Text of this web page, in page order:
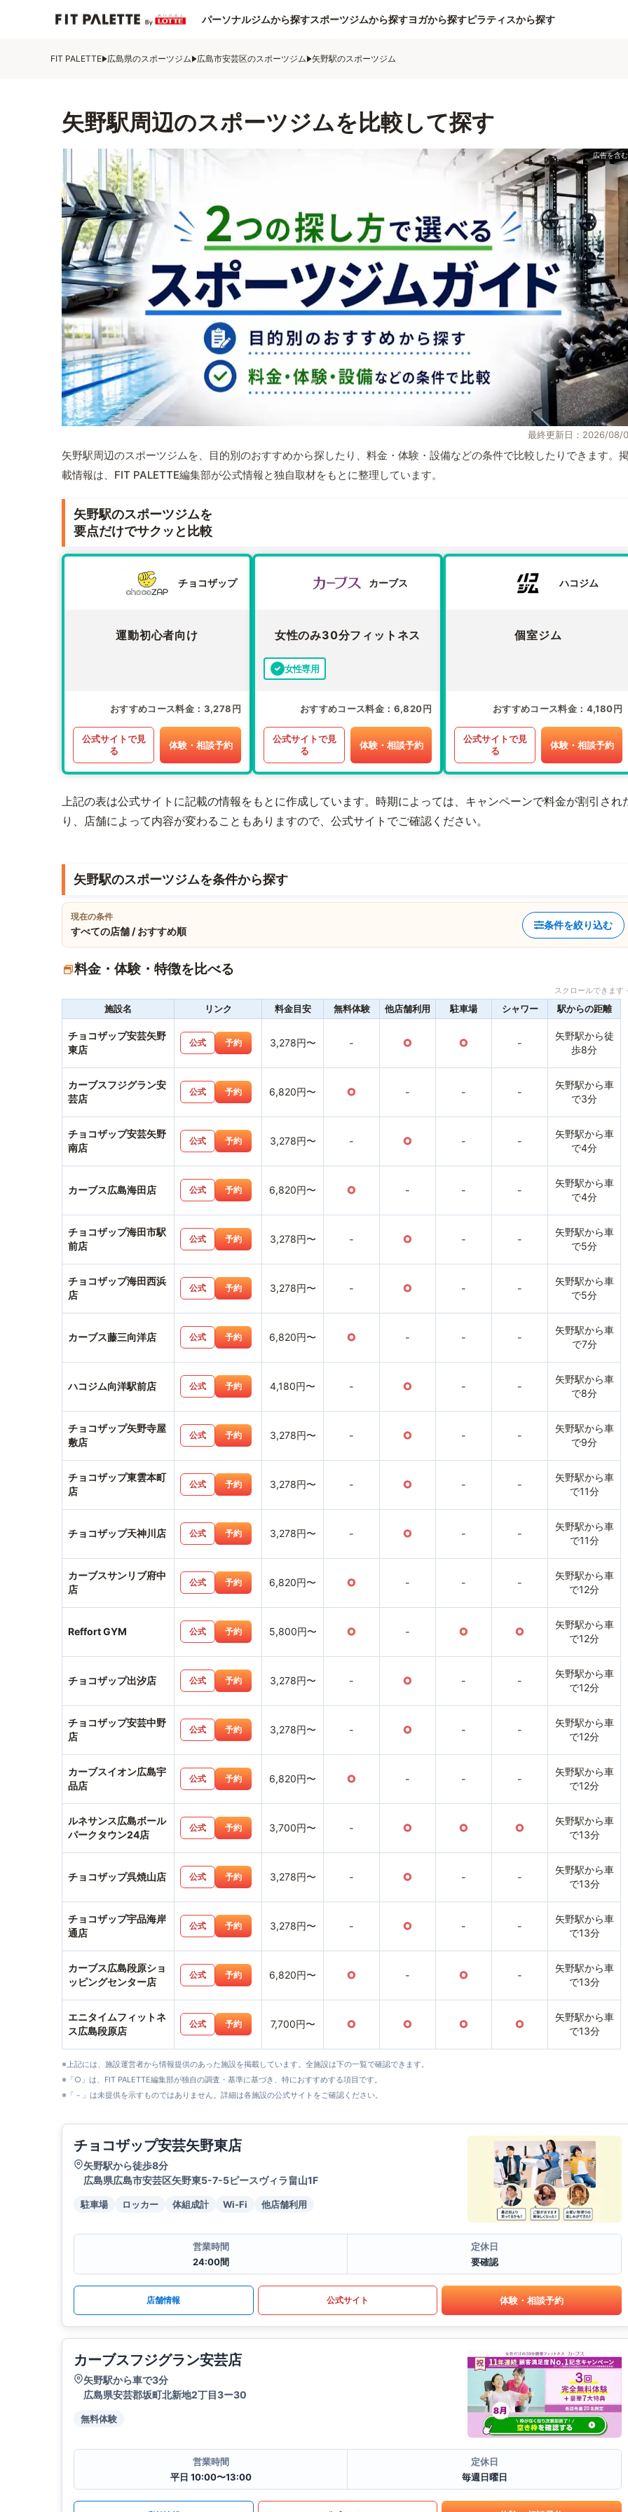
パーソナルジムから探すスポーツジムから探すヨガから探すピラティスから探す
FIT PALETTE 広島県のスポーツジム 広島市安芸区のスポーツジム 矢野駅のスポーツジム
矢野駅周辺のスポーツジムを比較して探す
最終更新日：2026/08/
矢野駅周辺のスポーツジムを、目的別のおすすめから探したり、料金・体験・設備などの条件で比較したりできます。
載情報は、FIT PALETTE編集部が公式情報と独自取材をもとに整理しています。
矢野駅のスポーツジムを
要点だけでサクッと比較
チョコザップ
運動初心者向け
おすすめコース料金 3,278円
公式サイトで見
る
体験・相談予約
カーブス
女性のみ30分フィットネス
女性専用
おすすめコース料金 6,820円
公式サイトで見
る
体験・相談予約
ハコジム
個室ジム
おすすめコース料金 4,180円
公式サイトで見
る
体験・相談予約
上記の表は公式サイトに記載の情報をもとに作成しています。時期によっては、キャンペーンで料金が割引され
り、店舗によって内容が変わることもありますので、公式サイトでご確認ください。
矢野駅のスポーツジムを条件から探す
現在の条件
すべての店舗 / おすすめ順
条件を絞り込む
料金・体験・特徴を比べる
スクロールできま
施設名 リンク 料金目安 無料体験 他店舗利用 駐車場 シャワー 駅からの距離
チョコザップ安芸矢野
東店
公式 予約 3,278円〜 - ○ ○ -
矢野駅から徒
歩8分
カーブスフジグラン安
芸店
公式 予約 6,820円〜 ○ - - -
矢野駅から車
で3分
チョコザップ安芸矢野
南店
公式 予約 3,278円〜 - ○ - -
矢野駅から車
で4分
カーブス広島海田店 公式 予約 6,820円〜 ○ - - -
矢野駅から車
で4分
チョコザップ海田市駅
前店
公式 予約 3,278円〜 - ○ - -
矢野駅から車
で5分
チョコザップ海田西浜
店
公式 予約 3,278円〜 - ○ - -
矢野駅から車
で5分
カーブス藤三向洋店 公式 予約 6,820円〜 ○ - - -
矢野駅から車
で7分
ハコジム向洋駅前店 公式 予約 4,180円〜 - ○ - -
矢野駅から車
で8分
チョコザップ矢野寺屋
敷店
公式 予約 3,278円〜 - ○ - -
矢野駅から車
で9分
チョコザップ東雲本町
店
公式 予約 3,278円〜 - ○ - -
矢野駅から車
で11分
チョコザップ天神川店 公式 予約 3,278円〜 - ○ - -
矢野駅から車
で11分
カーブスサンリブ府中
店
公式 予約 6,820円〜 ○ - - -
矢野駅から車
で12分
Reffort GYM 公式 予約 5,800円〜 ○ - ○ ○
矢野駅から車
で12分
チョコザップ出汐店 公式 予約 3,278円〜 - ○ - -
矢野駅から車
で12分
チョコザップ安芸中野
店
公式 予約 3,278円〜 - ○ - -
矢野駅から車
で12分
カーブスイオン広島宇
品店
公式 予約 6,820円〜 ○ - - -
矢野駅から車
で12分
ルネサンス広島ボール
パークタウン24店
公式 予約 3,700円〜 - ○ ○ ○
矢野駅から車
で13分
チョコザップ呉焼山店 公式 予約 3,278円〜 - ○ - -
矢野駅から車
で13分
チョコザップ宇品海岸
通店
公式 予約 3,278円〜 - ○ - -
矢野駅から車
で13分
カーブス広島段原ショ
ッピングセンター店
公式 予約 6,820円〜 ○ - ○ -
矢野駅から車
で13分
エニタイムフィットネ
ス広島段原店
公式 予約 7,700円〜 ○ ○ ○ ○
矢野駅から車
で13分
※上記には、施設運営者から情報提供のあった施設を掲載しています。全施設は下の一覧で確認できます。
※「○」は、FIT PALETTE編集部が独自の調査・基準に基づき、特におすすめする項目です。
※「－」は未提供を示すものではありません。詳細は各施設の公式サイトをご確認ください。
チョコザップ安芸矢野東店
矢野駅から徒歩8分
広島県広島市安芸区矢野東5-7-5ピースヴィラ畠山1F
駐車場 ロッカー 体組成計 Wi-Fi 他店舗利用
営業時間
24:00間
定休日
要確認
店舗情報 公式サイト 体験・相談予約
カーブスフジグラン安芸店
矢野駅から車で3分
広島県安芸郡坂町北新地2丁目3ー30
無料体験
営業時間
平日 10:00〜13:00
定休日
毎週日曜日